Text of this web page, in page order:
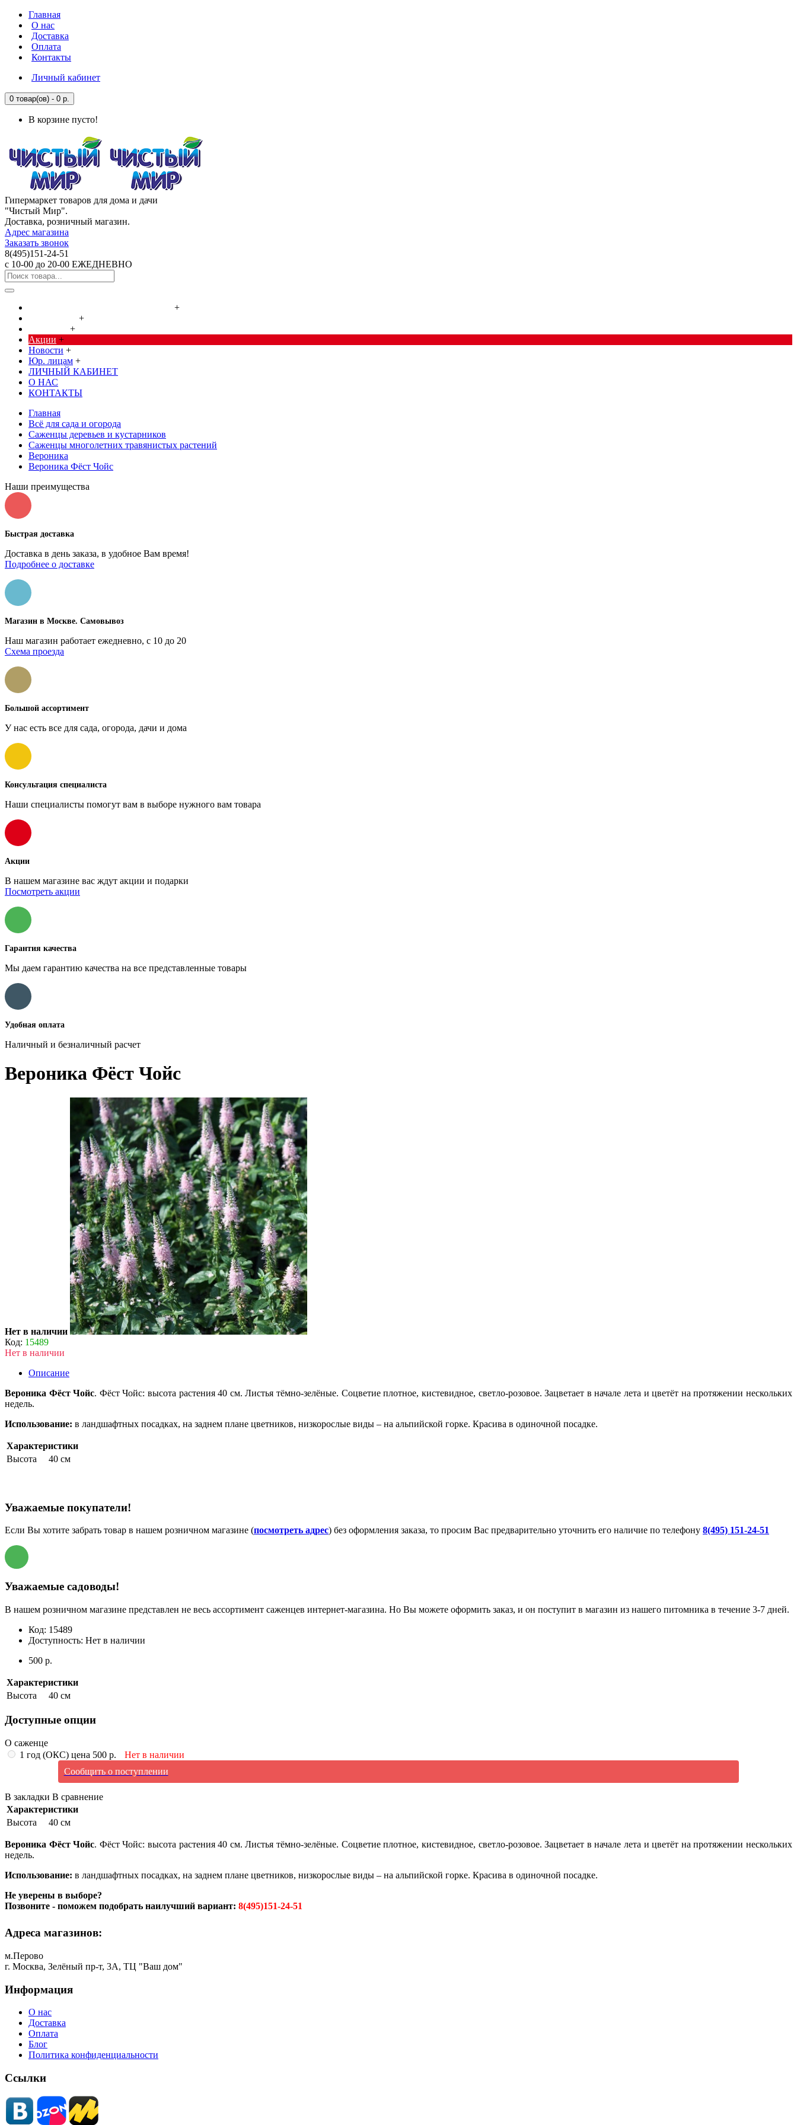
Главная
О нас
Доставка
Оплата
Контакты
Личный кабинет
0 товар(ов) - 0 р.
В корзине пусто!
Гипермаркет товаров для дома и дачи
"Чистый Мир".
Доставка, розничный магазин.
Адрес магазина
Заказать звонок
8(495)151-24-51
с 10-00 до 20-00 ЕЖЕДНЕВНО
+
+
+
Акции +
Новости +
Юр. лицам +
ЛИЧНЫЙ КАБИНЕТ
О НАС
КОНТАКТЫ
Главная
Всё для сада и огорода
Саженцы деревьев и кустарников
Саженцы многолетних травянистых растений
Вероника
Вероника Фёст Чойс
Наши преимущества
Быстрая доставка
Доставка в день заказа, в удобное Вам время!
Подробнее о доставке
Магазин в Москве. Самовывоз
Наш магазин работает ежедневно, с 10 до 20
Схема проезда
Большой ассортимент
У нас есть все для сада, огорода, дачи и дома
Консультация специалиста
Наши специалисты помогут вам в выборе нужного вам товара
Акции
В нашем магазине вас ждут акции и подарки
Посмотреть акции
Гарантия качества
Мы даем гарантию качества на все представленные товары
Удобная оплата
Наличный и безналичный расчет
Вероника Фёст Чойс
Нет в наличии
Код: 15489
Нет в наличии
Описание
Вероника Фёст Чойс. Фёст Чойс: высота растения 40 см. Листья тёмно-зелёные. Соцветие плотное, кистевидное, светло-розовое. Зацветает в начале лета и цветёт на протяжении нескольких
недель.
Использование: в ландшафтных посадках, на заднем плане цветников, низкорослые виды – на альпийской горке. Красива в одиночной посадке.
Характеристики
Высота
40 см
Уважаемые покупатели!
Если Вы хотите забрать товар в нашем розничном магазине (посмотреть адрес) без оформления заказа, то просим Вас предварительно уточнить его наличие по телефону 8(495) 151-24-51
Уважаемые садоводы!
В нашем розничном магазине представлен не весь ассортимент саженцев интернет-магазина. Но Вы можете оформить заказ, и он поступит в магазин из нашего питомника в течение 3-7 дней.
Код: 15489
Доступность: Нет в наличии
500 р.
Характеристики
Высота
40 см
Доступные опции
О саженце
1 год (ОКС) цена 500 р.
Нет в наличии
Сообщить о поступлении
В закладки В сравнение
Характеристики
Высота
40 см
Вероника Фёст Чойс. Фёст Чойс: высота растения 40 см. Листья тёмно-зелёные. Соцветие плотное, кистевидное, светло-розовое. Зацветает в начале лета и цветёт на протяжении нескольких
недель.
Использование: в ландшафтных посадках, на заднем плане цветников, низкорослые виды – на альпийской горке. Красива в одиночной посадке.
Не уверены в выборе?
Позвоните - поможем подобрать наилучший вариант: 8(495)151-24-51
Адреса магазинов:
м.Перово
г. Москва, Зелёный пр-т, 3А, ТЦ "Ваш дом"
Информация
О нас
Доставка
Оплата
Блог
Политика конфиденциальности
Ссылки